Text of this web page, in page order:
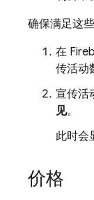
确保满足这
在
传活动
宣传活
见。
此时会
价格